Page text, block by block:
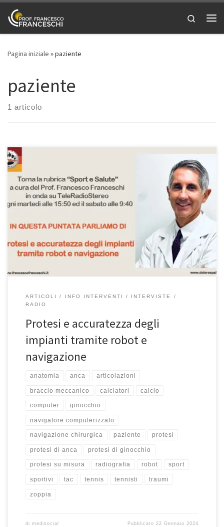
Passa al contenuto
Search
Pagina iniziale »paziente
paziente
1 articolo
Protesi e accuratezza degli impianti tramite robot e navigazione.
Intervista al Prof. Francesco Franceschi, ortopedico a Roma,
durante la rubrica “Sport e Salute” di sabato 20/1/2024. La rubrica,
Teleradiostereo ogni martedì alle 15:50 ed il sabato alle 9:40. Se
ARTICOLI INFO INTERVENTI
INTERVISTE
RADIO
Protesi e accuratezza degli
impianti tramite robot e
navigazione
anatomia anca articolazioni
braccio meccanico calciatori calcio
computer ginocchio
navigatore computerizzato
navigazione chirurgica paziente protesi
protesi di anca protesi di ginocchio
protesi su misura radiografia robot sport
sportivi tac tennis tennisti traumi
zoppia
di medisocial Pubblicato22 Gennaio 2024